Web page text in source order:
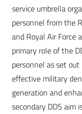
service umbrella
personnel from the
and Royal Air Force
primary role of the
personnel as set
effective military
generation and
secondary DDS aim